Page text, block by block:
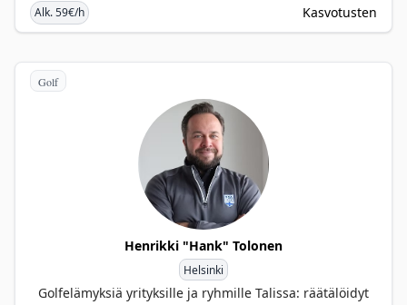
Alk. 59€/h Kasvotusten
Golf
Henrikki "Hank" Tolonen
Helsinki
Golfelämyksiä yrityksille ja ryhmille Talissa: räätälöidyt